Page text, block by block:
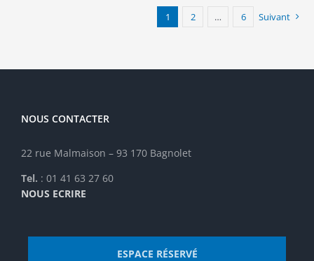
variations.
être
1 2 … 6 Suivant
NOUS CONTACTER
22 rue Malmaison – 93 170 Bagnolet
Tel. : 01 41 63 27 60
NOUS ECRIRE
ESPACE RÉSERVÉ